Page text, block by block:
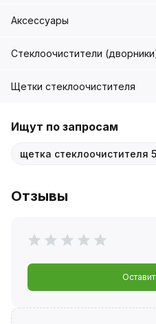
Аксессуары
Стеклоочистители
Щетки стеклоочистителя
Ищут по запросам
щетка стеклоочистителя
Отзывы